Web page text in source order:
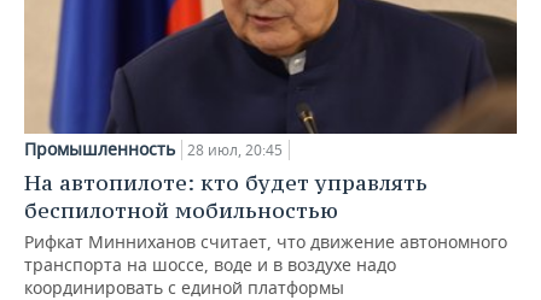
Промышленность 28 июл, 20:45
На автопилоте: кто будет управлять
беспилотной мобильностью
Рифкат Минниханов считает, что движение автономного
транспорта на шоссе, воде и в воздухе надо
координировать с единой платформы